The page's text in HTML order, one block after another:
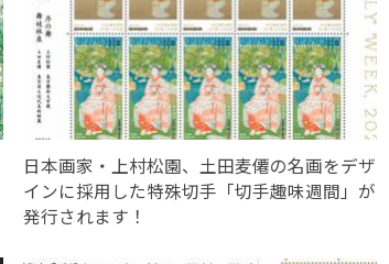
日本画家・上村松園、土田麦僊の名画をデザ
インに採用した特殊切手「切手趣味週間」が
発行されます！